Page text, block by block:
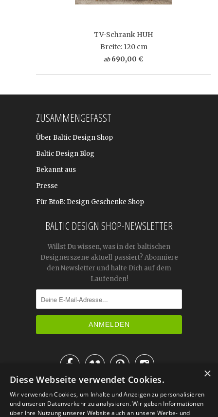
TV-Schrank HUH
Breite: 120 cm
ab 690,00 €
ZUSAMMENGEFASST
Über Baltic Design Shop
Baltic Design Blog
Bekannt aus
Presse
Für BtoB: Design Geschenke Shop
BALTIC DESIGN SHOP-NEWSLETTER
Willst Du wissen, was in der baltischen
Designerszene aktuell passiert? Abonniere
den Newsletter und halte Dich auf dem
Laufenden!

IM KATALOG BLÄTTERN
×
Diese Webseite verwendet Cookies.
Wir verwenden Cookies, um Inhalte und Anzeigen zu personalisieren
und unseren Datenverkehr zu analysieren. Wir geben Informationen
über Ihre Nutzung unserer Website auch an unsere Werbe- und